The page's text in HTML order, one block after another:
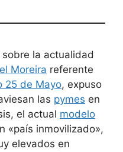
la actualidad
Moreira referente
25 de Mayo, expuso
las pymes en
el actual modelo
«país inmovilizado»,
elevados en